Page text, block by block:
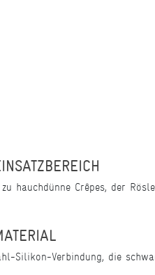
hauchdünne Crêpes, der
Silikon-Verbindung, die